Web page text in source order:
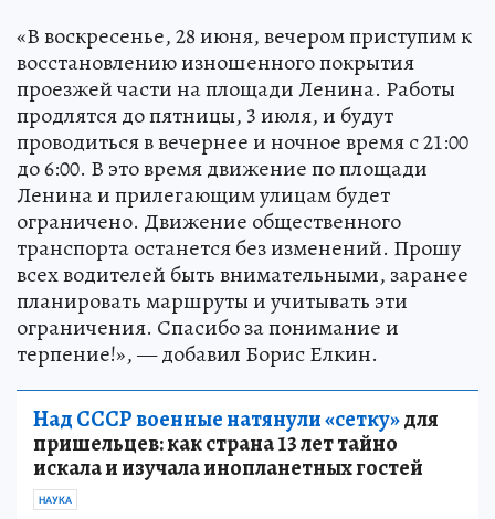
«В воскресенье, 28 июня, вечером приступим к
восстановлению изношенного покрытия
проезжей части на площади Ленина. Работы
продлятся до пятницы, 3 июля, и будут
проводиться в вечернее и ночное время с 21:00
до 6:00. В это время движение по площади
Ленина и прилегающим улицам будет
ограничено. Движение общественного
транспорта останется без изменений. Прошу
всех водителей быть внимательными, заранее
планировать маршруты и учитывать эти
ограничения. Спасибо за понимание и
терпение!», — добавил Борис Елкин.
Над СССР военные натянули «сетку»для
пришельцев: как страна 13 лет тайно
искала и изучала инопланетных гостей
НАУКА